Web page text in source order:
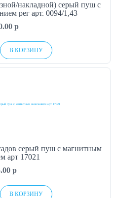
накладной) серый пуш с
рег арт. 0094/1,43
p
В КОРЗИНУ
серый пуш с магнитным
арт 17021
p
В КОРЗИНУ